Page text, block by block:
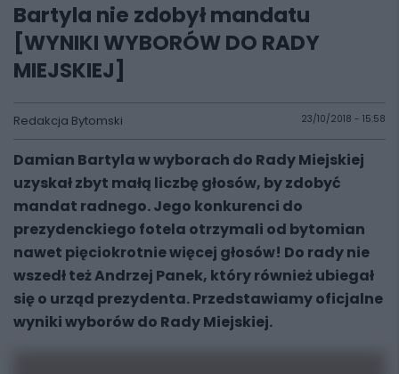
Bartyla nie zdobył mandatu
[WYNIKI WYBORÓW DO RADY
MIEJSKIEJ]
Redakcja Bytomski 23/10/2018 - 15:58
Damian Bartyla w wyborach do Rady Miejskiej
uzyskał zbyt małą liczbę głosów, by zdobyć
mandat radnego. Jego konkurenci do
prezydenckiego fotela otrzymali od bytomian
nawet pięciokrotnie więcej głosów! Do rady nie
wszedł też Andrzej Panek, który również ubiegał
się o urząd prezydenta. Przedstawiamy oficjalne
wyniki wyborów do Rady Miejskiej.